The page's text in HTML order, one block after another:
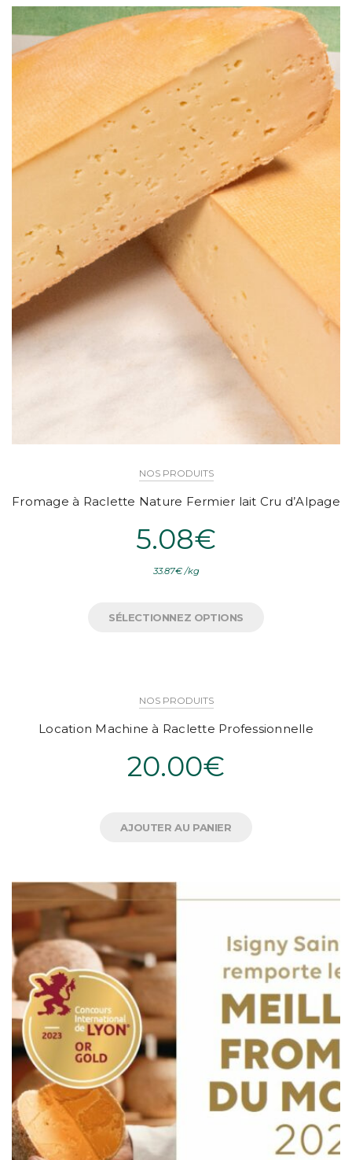
NOS PRODUITS
Fromage à Raclette Nature Fermier lait Cru d’Alpage
5.08€
33.87€ /kg
SÉLECTIONNEZ OPTIONS
NOS PRODUITS
Location Machine à Raclette Professionnelle
20.00€
AJOUTER AU PANIER